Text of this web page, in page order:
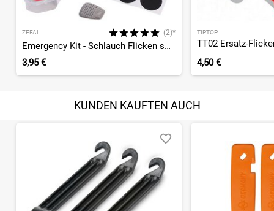
ZEFAL (2)*
Emergency Kit - Schlauch Flicken selbstklebend
3,95 €
TIPTOP
4,50 €
KUNDEN KAUFTEN AUCH